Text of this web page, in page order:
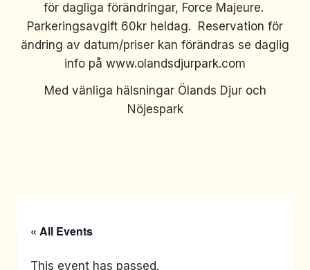
för dagliga förändringar, Force Majeure.
Parkeringsavgift 60kr heldag. Reservation för
ändring av datum/priser kan förändras se daglig
info på www.olandsdjurpark.com
Med vänliga hälsningar Ölands Djur och
Nöjespark
« All Events
This event has passed.